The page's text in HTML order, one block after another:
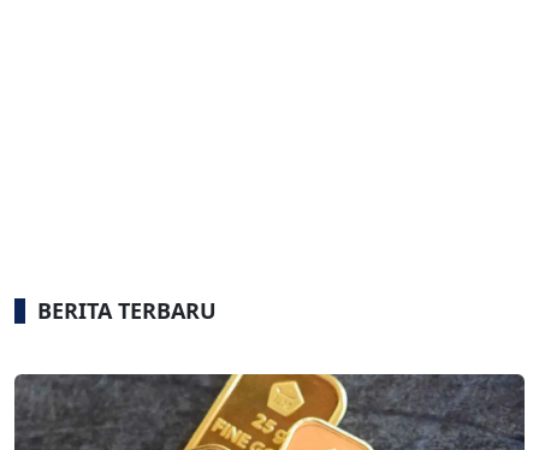
BERITA TERBARU